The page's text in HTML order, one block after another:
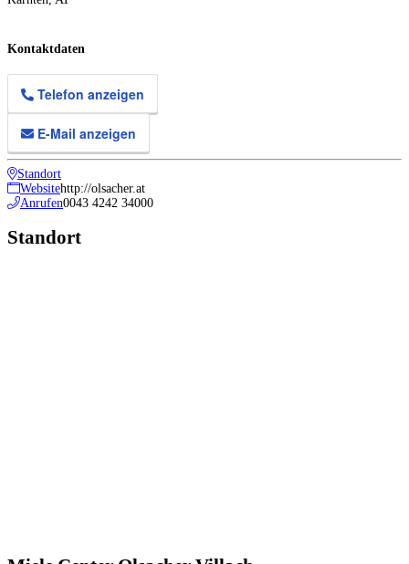
Kontaktdaten
Telefon anzeigen
E-Mail anzeigen
Standort
Websitehttp://olsacher.at
Anrufen0043 4242 34000
Standort